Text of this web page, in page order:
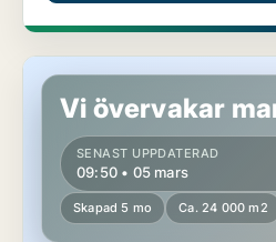
Lager i Malmö
Vi övervakar
SENAST UPPDATERAD
09:50 • 05 mars
Skapad 5 mo Ca. 24 000 m2